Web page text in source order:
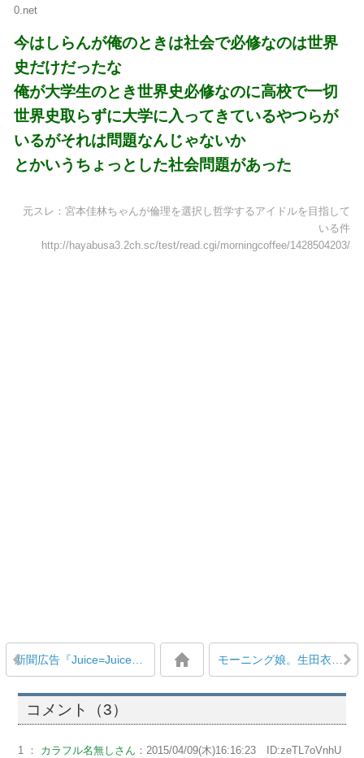
0.net
今はしらんが俺のときは社会で必修なのは世界
史だけだったな
俺が大学生のとき世界史必修なのに高校で一切
世界史取らずに大学に入ってきているやつらが
いるがそれは問題なんじゃないか
とかいうちょっとした社会問題があった
元スレ：宮本佳林ちゃんが倫理を選択し哲学するアイドルを目指して
いる件
http://hayabusa3.2ch.sc/test/read.cgi/morningcoffee/1428504203/
新聞広告『Juice=Juiceが、春をもっと春にする。』 モーニング娘。生田衣梨奈の動画『 “握手会イベント”への道 in 秋田』の後編アップを待ち望む多数の声
コメント（3）
1 ： カラフル名無しさん ：2015/04/09(木)16:16:23 ID:zeTL7oVnhU